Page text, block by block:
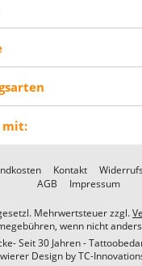
mit:
Kontakt
AGB
Impressum
Mehrwertsteuer zzgl.
wenn nicht
Seit 30 Jahren -
Design byTC-